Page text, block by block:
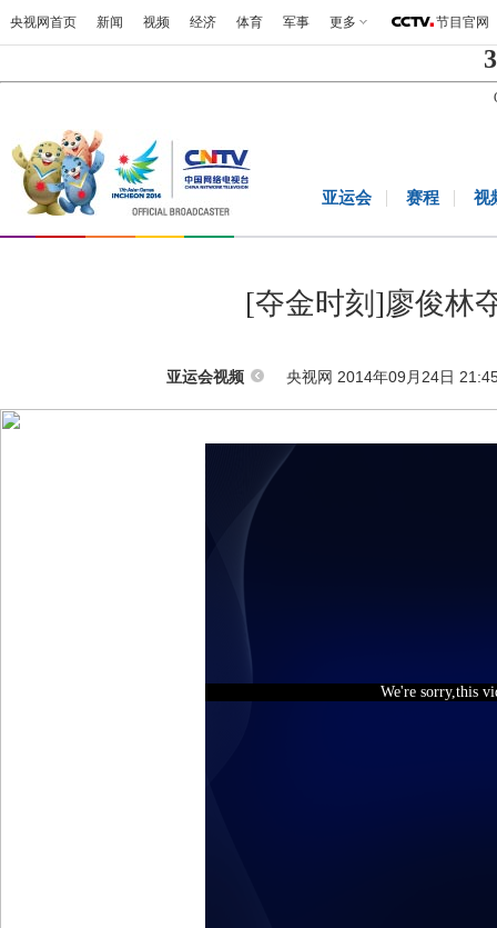
央视网首页 新闻 视频 经济 体育 军事 更多 节目官网
亚运会 赛程 视
[夺金时刻]廖俊林
亚运会视频 央视网 2014年09月24日
We're sorry,this